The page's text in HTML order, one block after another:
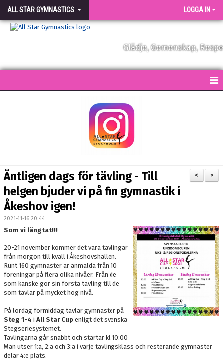
ALL STAR GYMNASTICS LOGGA IN
Glädje, Gemenskap,
VÅRA TRÄNARE
FÖRENINGSKLÄDER
DOKUMENT
BOKNING
FRITIDSKORTET
VÅRA GULDSTÖDMEDLEMMAR
>
<
Äntligen dags för tävling - Till
helgen bjuder vi på fin gymnastik i
Åkeshov igen!
2021-11-16 20:44
Som vi längtat!!!
20-21 november kommer det vara tävlingar
från morgon till kväll i Åkeshovshallen.
Runt 160 gymnaster är anmälda från 10
föreningar på flera olika nivåer. Från de
som kanske gör sin första tävling till de
som tävlar på mycket hög nivå.
På lördag förmiddag tävlar gymnaster på
Steg 1-4 i All Star Cup enligt det svenska
Stegseriesystemet.
Tävlingarna går snabbt och startar kl 10:00
Man utser 1:a, 2:a och 3:a i varje tävlingsklass och resterande gymnaster
delar 4:e plats.